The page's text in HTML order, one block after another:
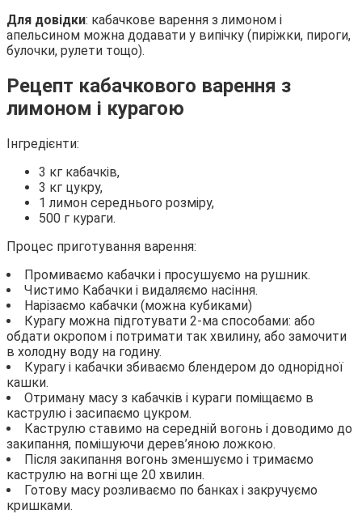
Для довідки: кабачкове варення з лимоном і
апельсином можна додавати у випічку (пиріжки, пироги,
булочки, рулети тощо).
Рецепт кабачкового варення з
лимоном і курагою
Інгредієнти:
3 кг кабачків,
3 кг цукру,
1 лимон середнього розміру,
500 г кураги.
Процес приготування варення:
Промиваємо кабачки і просушуємо на рушник.
Чистимо Кабачки і видаляємо насіння.
Нарізаємо кабачки (можна кубиками)
Курагу можна підготувати 2-ма способами: або
обдати окропом і потримати так хвилину, або замочити
в холодну воду на годину.
Курагу і кабачки збиваємо блендером до однорідної
кашки.
Отриману масу з кабачків і кураги поміщаємо в
каструлю і засипаємо цукром.
Каструлю ставимо на середній вогонь і доводимо до
закипання, помішуючи дерев’яною ложкою.
Після закипання вогонь зменшуємо і тримаємо
каструлю на вогні ще 20 хвилин.
Готову масу розливаємо по банках і закручуємо
кришками.